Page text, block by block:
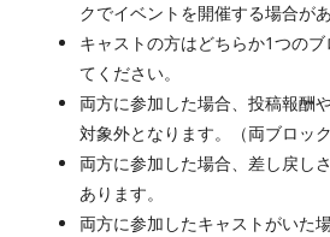
クでイベントを開催する場合があ
キャストの方はどちらか1つの
てください。
両方に参加した場合、投稿報酬
対象外となります。（両ブロッ
両方に参加した場合、差し戻し
あります。
両方に参加したキャストがいた